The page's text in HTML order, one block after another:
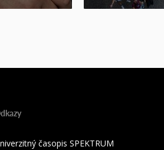
časopis SPEKTRUM